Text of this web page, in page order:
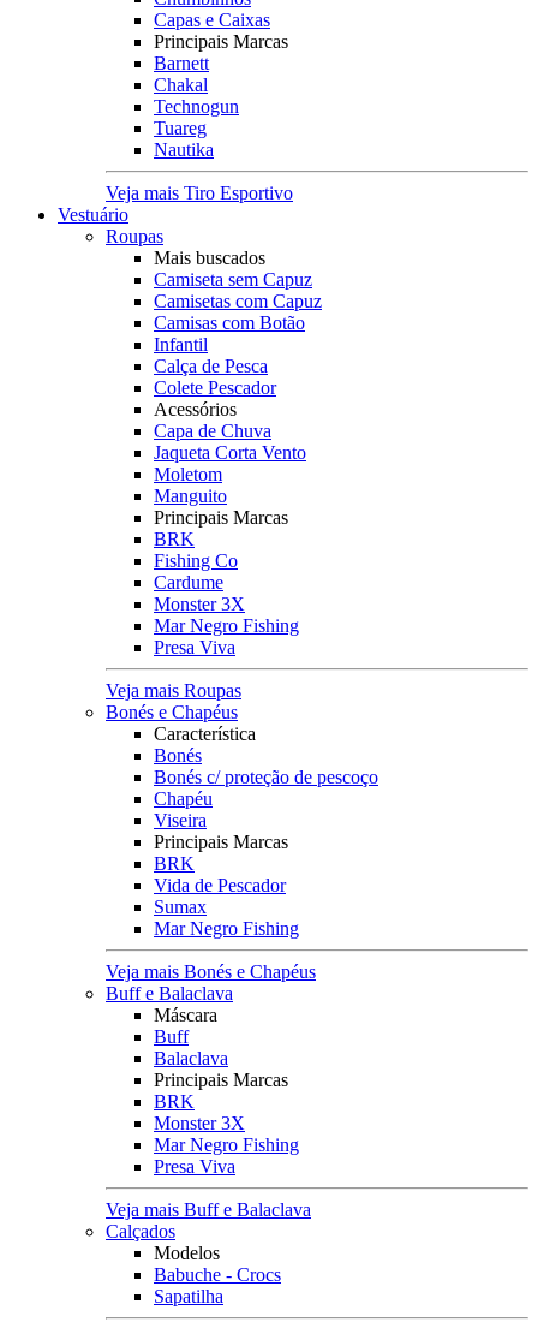
Capas e Caixas
Principais Marcas
Barnett
Chakal
Technogun
Tuareg
Nautika
Veja mais Tiro Esportivo
Vestuário
Roupas
Mais buscados
Camiseta sem Capuz
Camisetas com Capuz
Camisas com Botão
Infantil
Calça de Pesca
Colete Pescador
Acessórios
Capa de Chuva
Jaqueta Corta Vento
Moletom
Manguito
Principais Marcas
BRK
Fishing Co
Cardume
Monster 3X
Mar Negro Fishing
Presa Viva
Veja mais Roupas
Bonés e Chapéus
Característica
Bonés
Bonés c/ proteção de pescoço
Chapéu
Viseira
Principais Marcas
BRK
Vida de Pescador
Sumax
Mar Negro Fishing
Veja mais Bonés e Chapéus
Buff e Balaclava
Máscara
Buff
Balaclava
Principais Marcas
BRK
Monster 3X
Mar Negro Fishing
Presa Viva
Veja mais Buff e Balaclava
Calçados
Modelos
Babuche - Crocs
Sapatilha